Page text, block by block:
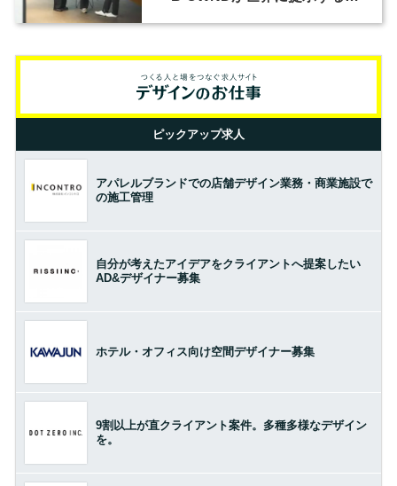
ピックアップ求人
アパレルブランドでの店舗デザイン業務・商業施設で
の施工管理
自分が考えたアイデアをクライアントへ提案したい
AD&デザイナー募集
ホテル・オフィス向け空間デザイナー募集
9割以上が直クライアント案件。多種多様なデザイン
を。